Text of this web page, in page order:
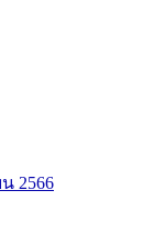
2566